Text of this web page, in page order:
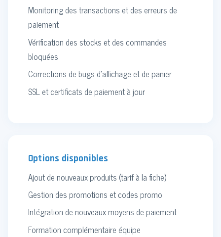
Monitoring des transactions et des erreurs de
paiement
Vérification des stocks et des commandes
bloquées
Corrections de bugs d'affichage et de panier
SSL et certificats de paiement à jour
Options disponibles
Ajout de nouveaux produits (tarif à la fiche)
Gestion des promotions et codes promo
Intégration de nouveaux moyens de paiement
Formation complémentaire équipe